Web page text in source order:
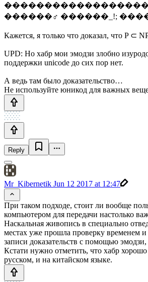
������‍♂️ ������_!;
Кажется, я только что доказал, что P ⊂
UPD: Но хабр мои эмодзи злобно
поддержки unicode до сих пор нет.
А ведь там было доказательство…
Не используйте юникод для важных
Reply
Mr_Kibernetik Jun 12 2017 at 12:47
При таком подходе, стоит ли вообще
компьютером для передачи настолько
Наскальная живопись в специально
местах уже прошла проверку временем
записи доказательств с помощью эмодзи,
Кстати нужно отметить, что хабр хорошо
русском, и на китайском языке.